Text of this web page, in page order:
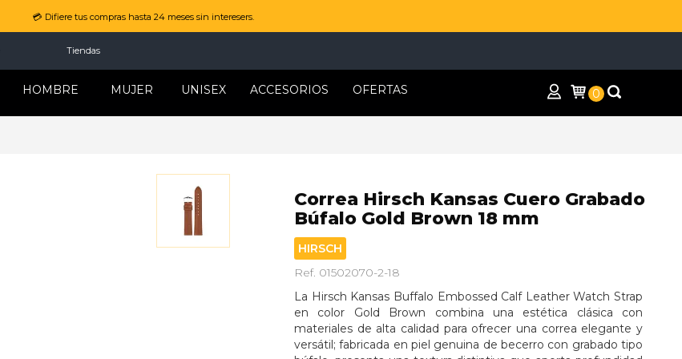
💳 Difiere tus compras hasta 24 meses sin interesers.
Tiendas
HOMBRE MUJER UNISEX ACCESORIOS OFERTAS 0
Correa Hirsch Kansas Cuero Grabado
Búfalo Gold Brown 18 mm
HIRSCH
Ref. 01502070-2-18
La Hirsch Kansas Buffalo Embossed Calf Leather Watch Strap
en color Gold Brown combina una estética clásica con
materiales de alta calidad para ofrecer una correa elegante y
versátil; fabricada en piel genuina de becerro con grabado tipo